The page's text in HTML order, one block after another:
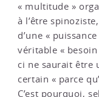
« multitude »
à l’être
d’une «
véritable « besoin
ci ne saurait être
certain « parce
C’est pourquoi,